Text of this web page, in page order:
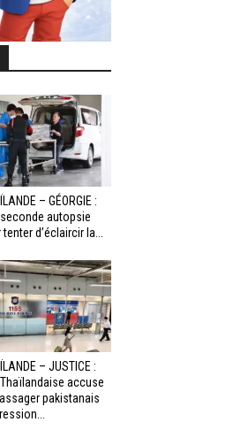
– GÉORGIE :
autopsie
d’éclaircir la...
– JUSTICE :
accuse
pakistanais